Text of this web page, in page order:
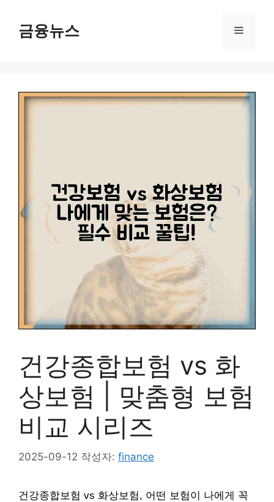
금융뉴스 메
건강종합보험 vs 화
상보험 | 맞춤형 보험
비교 시리즈
2025-09-12 작성자: finance
건강종합보험 vs 화상보험, 어떤 보험이 나에게 꼭